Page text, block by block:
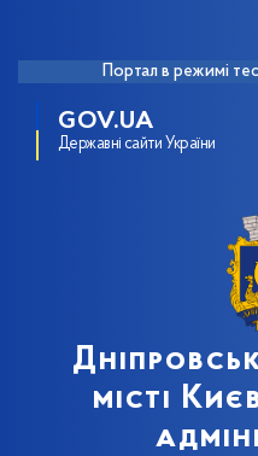
Портал в режимі
GOV.UA
Державні сайти України
місті